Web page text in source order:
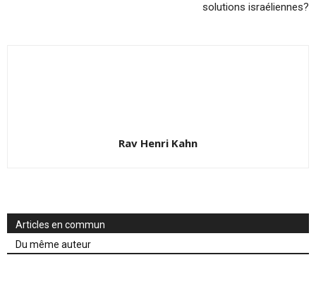
solutions israéliennes?
Rav Henri Kahn
Articles en commun
Du même auteur